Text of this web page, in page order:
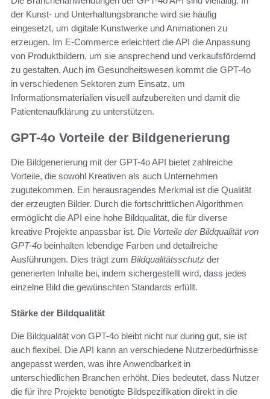
der Kunst- und Unterhaltungsbranche wird sie häufig
eingesetzt, um digitale Kunstwerke und Animationen zu
erzeugen. Im E-Commerce erleichtert die API die Anpassung
von Produktbildern, um sie ansprechend und verkaufsfördernd
zu gestalten. Auch im Gesundheitswesen kommt die GPT-4o
in verschiedenen Sektoren zum Einsatz, um
Informationsmaterialien visuell aufzubereiten und damit die
Patientenaufklärung zu unterstützen.
GPT-4o Vorteile der Bildgenerierung
Die Bildgenerierung mit der GPT-4o API bietet zahlreiche
Vorteile, die sowohl Kreativen als auch Unternehmen
zugutekommen. Ein herausragendes Merkmal ist die Qualität
der erzeugten Bilder. Durch die fortschrittlichen Algorithmen
ermöglicht die API eine hohe Bildqualität, die für diverse
kreative Projekte anpassbar ist. Die Vorteile der Bildqualität von
GPT-4o beinhalten lebendige Farben und detailreiche
Ausführungen. Dies trägt zum Bildqualitätsschutz der
generierten Inhalte bei, indem sichergestellt wird, dass jedes
einzelne Bild die gewünschten Standards erfüllt.
Stärke der Bildqualität
Die Bildqualität von GPT-4o bleibt nicht nur during gut, sie ist
auch flexibel. Die API kann an verschiedene Nutzerbedürfnisse
angepasst werden, was ihre Anwendbarkeit in
unterschiedlichen Branchen erhöht. Dies bedeutet, dass Nutzer
die für ihre Projekte benötigte Bildspezifikation direkt in die